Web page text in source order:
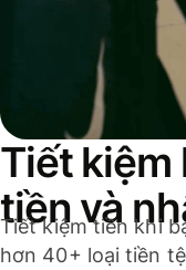
Tiết kiệm
tiền và
Tiết kiệm tiền khi
hơn 40+ loại tiền